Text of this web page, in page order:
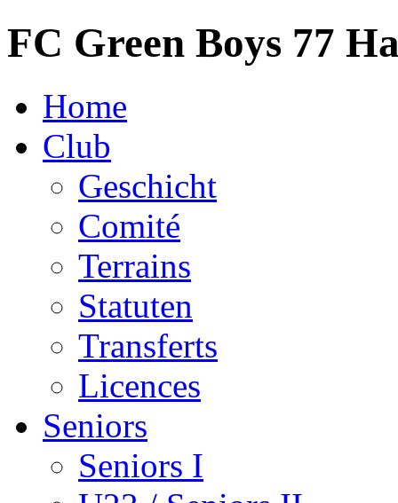
FC Green Boys 77
Home
Club
Geschicht
Comité
Terrains
Statuten
Transferts
Licences
Seniors
Seniors I